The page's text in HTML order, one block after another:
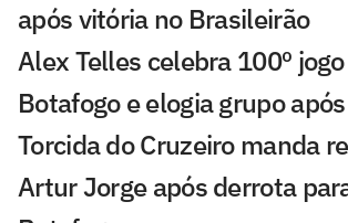
após vitória no Brasileirão
Alex Telles celebra 100º
Botafogo e elogia grupo
Torcida do Cruzeiro manda
Artur Jorge após derrota